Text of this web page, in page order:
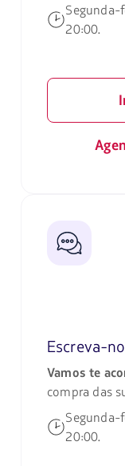
Segunda-
20:00.
Escreva-
Vamos te
compra das
Segunda-
20:00.